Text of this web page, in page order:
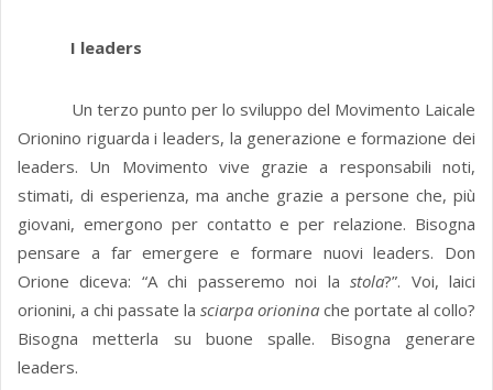
I leaders
Un terzo punto per lo sviluppo del Movimento Laicale
Orionino riguarda i leaders, la generazione e formazione dei
leaders. Un Movimento vive grazie a responsabili noti,
stimati, di esperienza, ma anche grazie a persone che, più
giovani, emergono per contatto e per relazione. Bisogna
pensare a far emergere e formare nuovi leaders. Don
Orione diceva: “A chi passeremo noi lastola?”. Voi, laici
orionini, a chi passate la sciarpa orionina che portate al collo?
Bisogna metterla su buone spalle. Bisogna generare
leaders.